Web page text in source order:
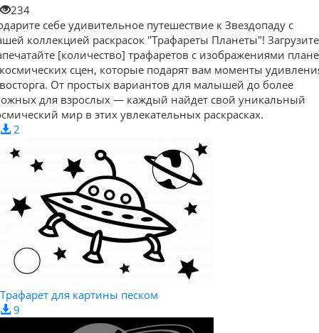
234
себе удивительное путешествие к Звездопаду с
коллекцией раскрасок "Трафареты Планеты"!
[количество] трафаретов с изображениями
сцен, которые подарят вам моменты
От простых вариантов для малышей до более
для взрослых — каждый найдет свой уникальный
мир в этих увлекательных раскрасках.
2
Трафарет для картины песком
9